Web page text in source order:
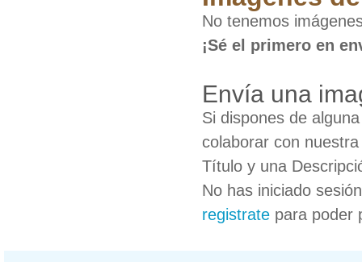
No tenemos
¡Sé el primero en
Envía una
Si dispones de
colaborar con
Título y una
No has iniciado
registrate para poder